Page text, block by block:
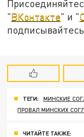
"ВКонтакте" и "
ТЕГИ:
МИНСКИЕ
ПРОВАЛ МИНСКИХ
ЧИТАЙТЕ ТАКЖЕ: